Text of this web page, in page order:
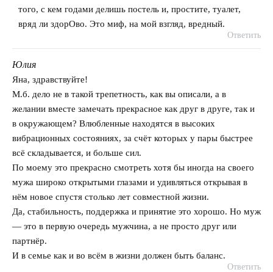
того, с кем годами делишь постель и, простите, туалет,
вряд ли здорОво. Это миф, на мой взгляд, вредный.
Ответить
Юлия
говорит:
Яна, здравствуйте!
М.б. дело не в такой трепетность, как вы описали, а в
желании вместе замечать прекрасное как друг в друге, так и
в окружающем? Влюбленные находятся в высоких
вибрационных состояниях, за счёт которых у пары быстрее
всё складывается, и больше сил.
По моему это прекрасно смотреть хотя бы иногда на своего
мужа широко открытыми глазами и удивляться открывая в
нём новое спустя столько лет совместной жизни.
Да, стабильность, поддержка и принятие это хорошо. Но муж
— это в первую очередь мужчина, а не просто друг или
партнёр.
И в семье как и во всём в жизни должен быть баланс.
Ответить